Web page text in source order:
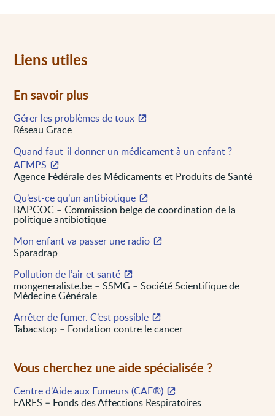
Liens utiles
En savoir plus
Gérer les problèmes de toux
Réseau Grace
Quand faut-il donner un médicament à un enfant ? -
AFMPS
Agence Fédérale des Médicaments et Produits de Santé
Qu’est-ce qu’un antibiotique
BAPCOC – Commission belge de coordination de la
politique antibiotique
Mon enfant va passer une radio
Sparadrap
Pollution de l’air et santé
mongeneraliste.be – SSMG – Société Scientifique de
Médecine Générale
Arrêter de fumer. C’est possible
Tabacstop – Fondation contre le cancer
Vous cherchez une aide spécialisée ?
Centre d’Aide aux Fumeurs (CAF®)
FARES – Fonds des Affections Respiratoires